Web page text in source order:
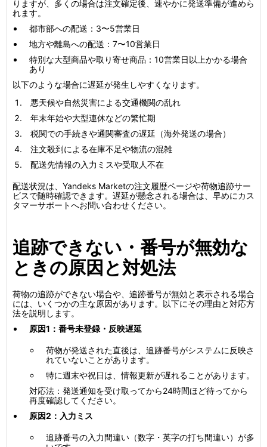
りますが、多くの場合は注文確定後、速やかに発送準備が進めら
れます。
都市部への配送：3〜5営業日
地方や離島への配送：7〜10営業日
特別な大型商品や取り寄せ商品：10営業日以上かかる場合
あり
以下のような場合に遅延が発生しやすくなります。
悪天候や自然災害による交通機関の乱れ
年末年始や大型連休などの繁忙期
税関での手続きや通関審査の遅延（海外発送の場合）
注文殺到による在庫不足や物流の混雑
配送先情報の入力ミスや受取人不在
配送状況は、Yandeks Marketの注文履歴ページや荷物追跡サー
ビスで随時確認できます。遅延が懸念される場合は、早めにカス
タマーサポートへお問い合わせください。
追跡できない・番号が無効な
ときの原因と対処法
荷物の追跡ができない場合や、追跡番号が無効と表示される場合
には、いくつかの主な原因があります。以下にその理由と対応方
法を説明します。
原因1：番号未登録・反映遅延
荷物が発送された直後は、追跡番号がシステムに反映さ
れていないことがあります。
特に週末や祝日は、情報更新が遅れることがあります。
対応法：発送通知を受け取ってから24時間ほど待ってから
再度確認してください。
原因2：入力ミス
追跡番号の入力間違い（数字・英字の打ち間違い）が多